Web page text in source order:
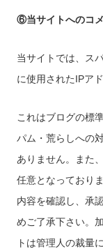
⑥当サイトへのコ
当サイトでは、ス
に使用されたIPア
これはブログの標
パム・荒らしへの
ありません。また
任意となっており
内容を確認し、承
めご了承下さい。
トは管理人の裁量